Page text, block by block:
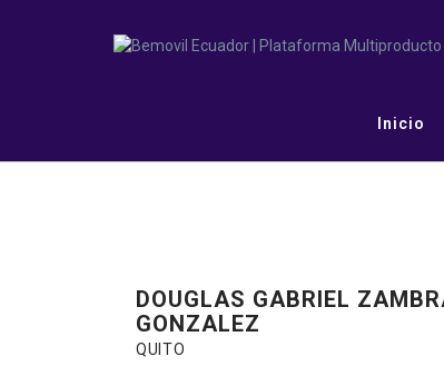
Inicio
DOUGLAS GABRIEL
GONZALEZ
QUITO